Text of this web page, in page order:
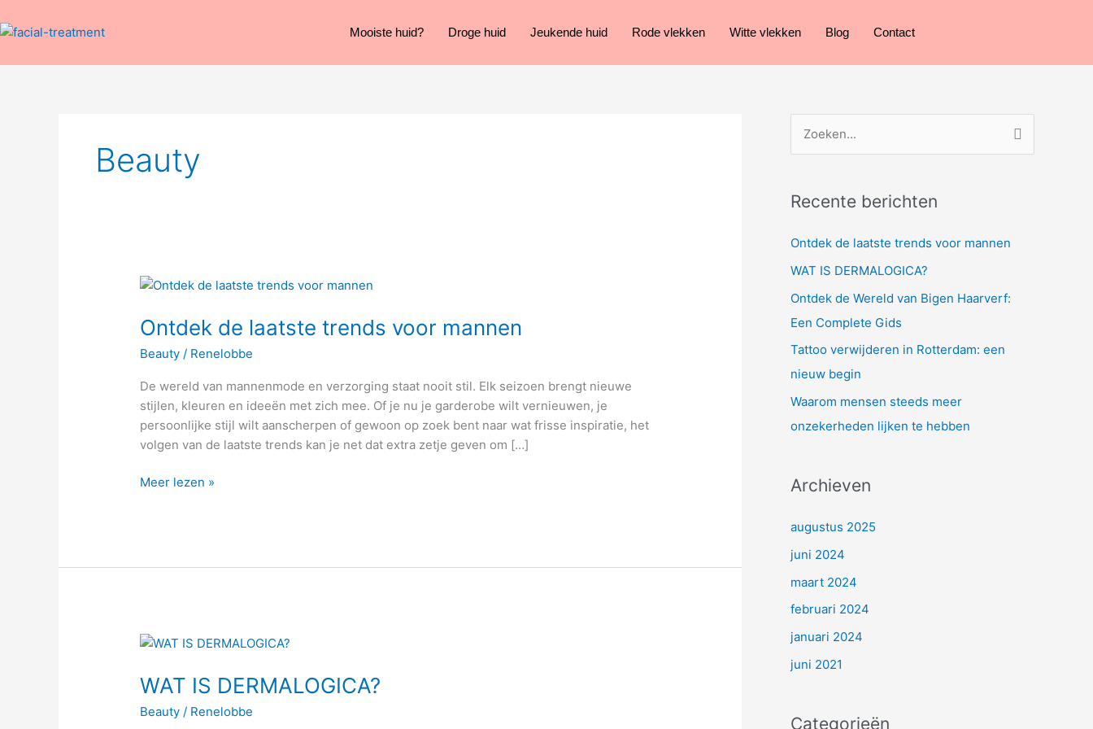
naar
inhoud
Mooiste huid? Droge huid Jeukende huid Rode vlekken Witte vlekken Blog Contact
Beauty
Ontdek de laatste trends voor mannen
Beauty / Renelobbe
De wereld van mannenmode en verzorging staat nooit stil. Elk seizoen brengt nieuwe
stijlen, kleuren en ideeën met zich mee. Of je nu je garderobe wilt vernieuwen, je
persoonlijke stijl wilt aanscherpen of gewoon op zoek bent naar wat frisse inspiratie, het
volgen van de laatste trends kan je net dat extra zetje geven om […]
Ontdek
laatste
voor
mannen
Meer lezen »
WAT IS DERMALOGICA?
Beauty / Renelobbe
WAT
DERMALOGICA?
k
e
a
a
r
:
Recente berichten
Ontdek de laatste trends voor mannen
WAT IS DERMALOGICA?
Ontdek de Wereld van Bigen Haarverf:
Een Complete Gids
Tattoo verwijderen in Rotterdam: een
nieuw begin
Waarom mensen steeds meer
onzekerheden lijken te hebben
Archieven
augustus 2025
juni 2024
maart 2024
februari 2024
januari 2024
juni 2021
Categorieën